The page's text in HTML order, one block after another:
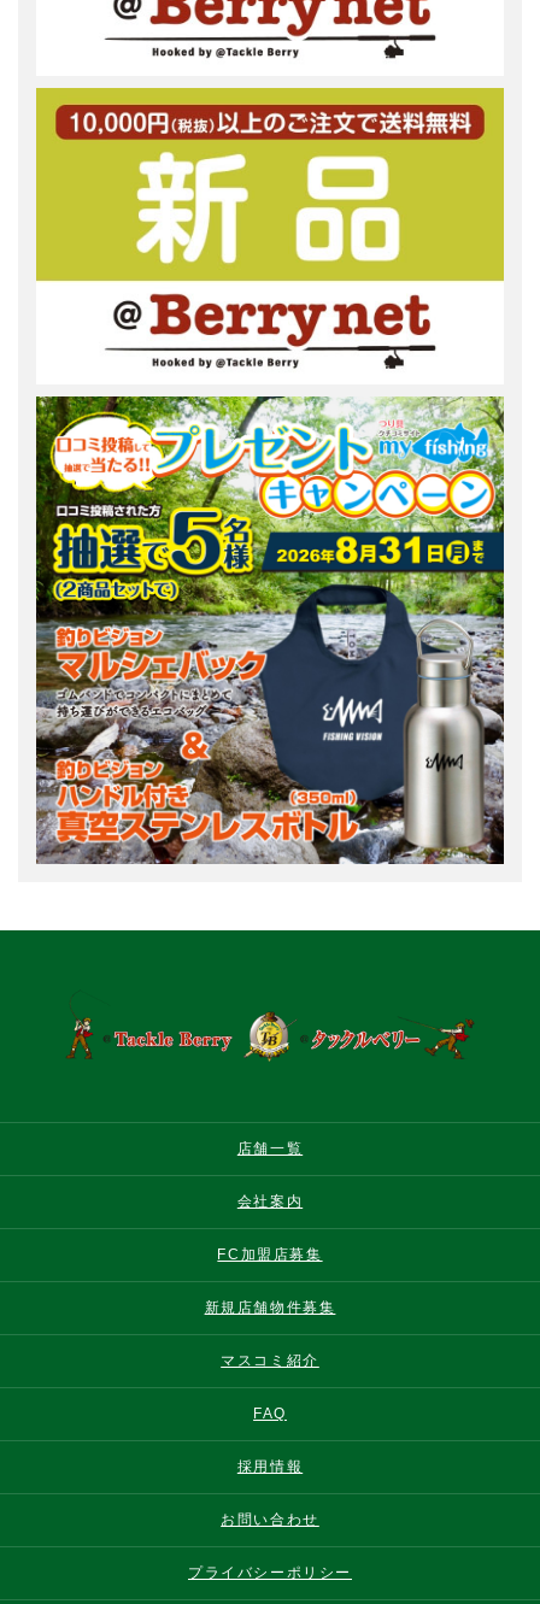
店舗一覧
会社案内
FC加盟店募集
新規店舗物件募集
マスコミ紹介
FAQ
採用情報
お問い合わせ
プライバシーポリシー